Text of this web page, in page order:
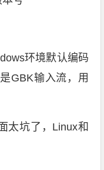
环境默认编码
GBK输入流，用
太坑了，Linux和